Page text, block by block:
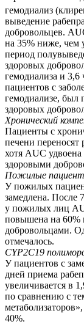
гемодиализ
выведение
добровольцев.
на 35% ниже, чем
период
здоровых
гемодиализа и 3,6
пациентов с
гемодиализе, был
здоровых
Хронический
Пациенты с
печени переносят
хотя AUC
здоровыми
Пожилые
У пожилых
замедлена. После
у пожилых лиц
повышена на 60%
добровольцами.
отмечалось.
CYP2C19
У пациентов с
дней приема
увеличивается в
по сравнению с
40%.